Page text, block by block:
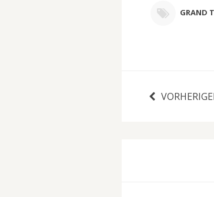
GRAND